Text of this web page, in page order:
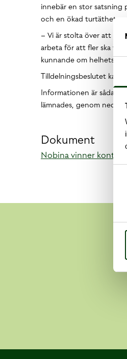
innebär en stor satsning
och en ökad turtäthet.
– Vi är stolta över att
arbeta för att fler ska
kunnande om
Tilldelningsbeslutet kan
Informationen är sådan
lämnades, genom
Dokument
Nobina vinner